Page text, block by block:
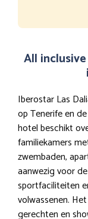
All
Iberostar Las
op Tenerife en
hotel beschikt
familiekamers
zwembaden,
aanwezig voor
sportfaciliteiten
volwassenen.
gerechten en